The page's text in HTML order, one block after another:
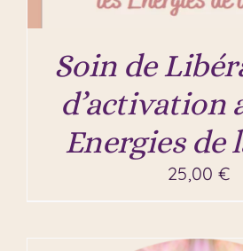
Soin de
d’activation
Energies de
25,00 €